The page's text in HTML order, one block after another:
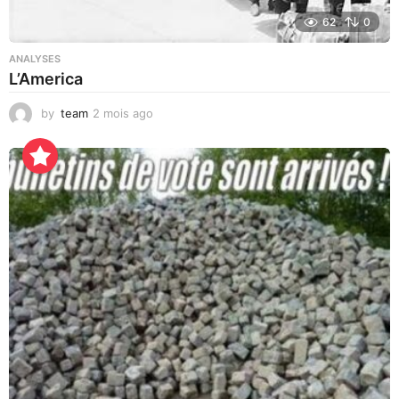
62 0
ANALYSES
L’America
by team 2 mois ago
e
u
r
e
s
a
g
o